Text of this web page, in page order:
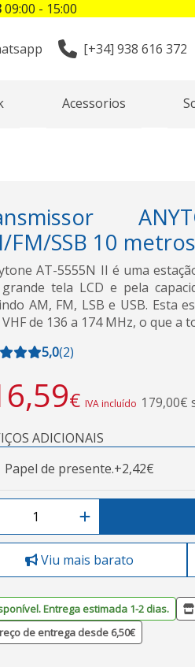
[+34] 938 616 372
Acessorios
FM/SSB 10
AT-5555N II é uma
tela LCD e pela
AM, FM, LSB e USB. Esta
de 136 a 174 MHz, o que a
5,0(2)
€ IVA incluído 179,00€
ADICIONAIS
Papel de presente.+2,42€
Viu mais barato
Entrega estimada 1-2 dias.
de entrega desde 6,50€
09:00 - 15:00